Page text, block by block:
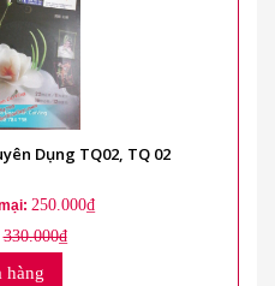
Dụng TQ02, TQ 02
250.000₫
330.000₫
hàng